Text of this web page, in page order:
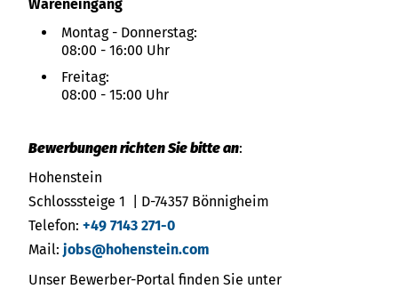
Wareneingang
Montag - Donnerstag:
08:00 - 16:00 Uhr
Freitag:
08:00 - 15:00 Uhr
Bewerbungen richten Sie bitte an:
Hohenstein
Schlosssteige 1 | D-74357 Bönnigheim
Telefon: +49 7143 271-0
Mail: jobs@hohenstein.com
Unser Bewerber-Portal finden Sie unter